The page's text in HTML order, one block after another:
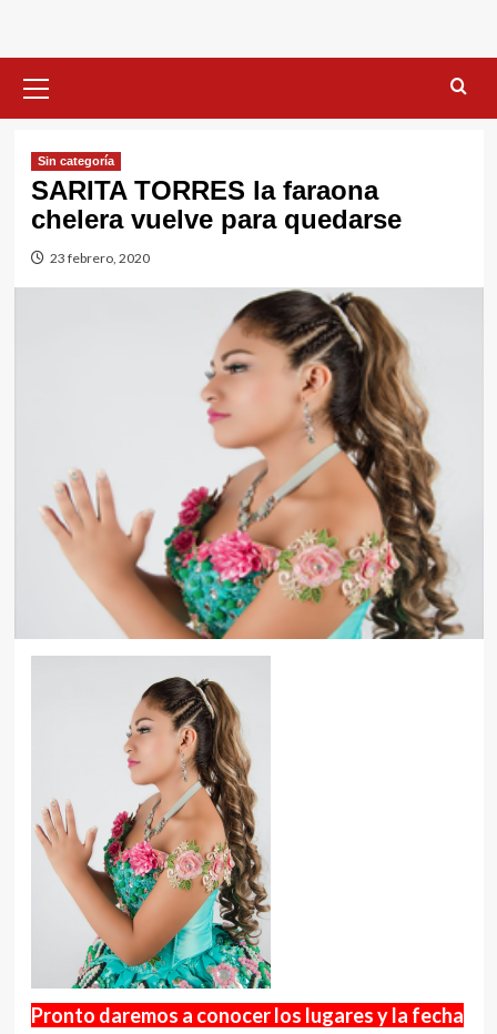
primario
Sin categorí­a
SARITA TORRES la faraona
chelera vuelve para quedarse
23 febrero, 2020
Pronto daremos a conocer los lugares y la fecha